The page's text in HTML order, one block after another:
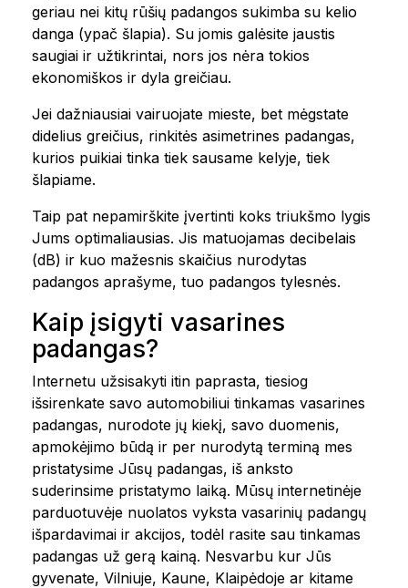
geriau nei kitų rūšių padangos sukimba su kelio
danga (ypač šlapia). Su jomis galėsite jaustis
saugiai ir užtikrintai, nors jos nėra tokios
ekonomiškos ir dyla greičiau.
Jei dažniausiai vairuojate mieste, bet mėgstate
didelius greičius, rinkitės asimetrines padangas,
kurios puikiai tinka tiek sausame kelyje, tiek
šlapiame.
Taip pat nepamirškite įvertinti koks triukšmo lygis
Jums optimaliausias. Jis matuojamas decibelais
(dB) ir kuo mažesnis skaičius nurodytas
padangos aprašyme, tuo padangos tylesnės.
Kaip įsigyti vasarines
padangas?
Internetu užsisakyti itin paprasta, tiesiog
išsirenkate savo automobiliui tinkamas vasarines
padangas, nurodote jų kiekį, savo duomenis,
apmokėjimo būdą ir per nurodytą terminą mes
pristatysime Jūsų padangas, iš anksto
suderinsime pristatymo laiką. Mūsų internetinėje
parduotuvėje nuolatos vyksta vasarinių padangų
išpardavimai ir akcijos, todėl rasite sau tinkamas
padangas už gerą kainą. Nesvarbu kur Jūs
gyvenate, Vilniuje, Kaune, Klaipėdoje ar kitame